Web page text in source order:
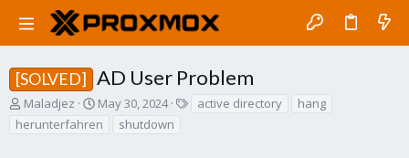
[SOLVED] AD User Problem
T
r
Maladjez
S
a
May 30, 2024 active directory
hang
herunterfahren
shutdown